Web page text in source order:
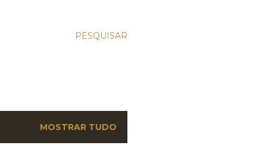
PESQUISAR
MOSTRAR TUDO